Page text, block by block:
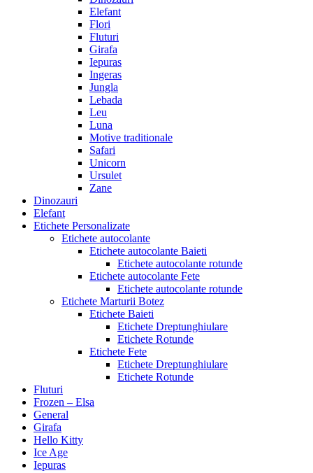
Elefant
Flori
Fluturi
Girafa
Iepuras
Ingeras
Jungla
Lebada
Leu
Luna
Motive traditionale
Safari
Unicorn
Ursulet
Zane
Dinozauri
Elefant
Etichete Personalizate
Etichete autocolante
Etichete autocolante Baieti
Etichete autocolante rotunde
Etichete autocolante Fete
Etichete autocolante rotunde
Etichete Marturii Botez
Etichete Baieti
Etichete Dreptunghiulare
Etichete Rotunde
Etichete Fete
Etichete Dreptunghiulare
Etichete Rotunde
Fluturi
Frozen – Elsa
General
Girafa
Hello Kitty
Ice Age
Iepuras